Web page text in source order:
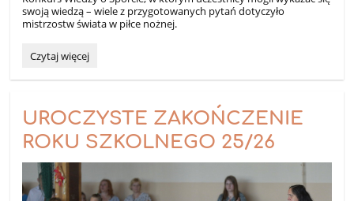
swoją wiedzą – wiele z przygotowanych pytań dotyczyło
mistrzostw świata w piłce nożnej.
PÓŁKOLONIE
NA
2026:
Czytaj więcej
UROCZYSTE ZAKOŃCZENIE
ROKU SZKOLNEGO 25/26